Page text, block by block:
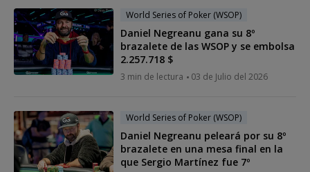
World Series of Poker (WSOP)
Daniel Negreanu gana su 8º
brazalete de las WSOP y se embolsa
2.257.718 $
3 min de lectura 03 de Julio del 2026
World Series of Poker (WSOP)
Daniel Negreanu peleará por su 8º
brazalete en una mesa final en la
que Sergio Martínez fue 7º